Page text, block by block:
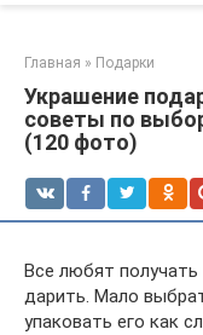
Главная » Подарки
Украшение
советы по
(120 фото)
Все любят
дарить. Мало
упаковать его как